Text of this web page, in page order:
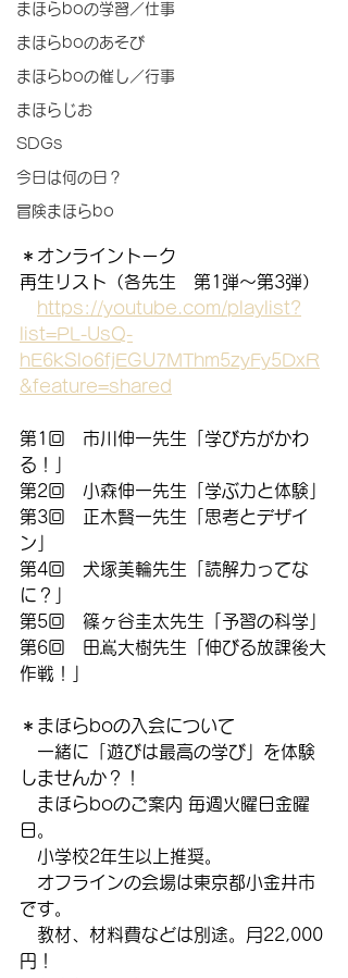
まほらboの学習／仕事
まほらboのあそび
まほらboの催し／行事
まほらじお
SDGs
今日は何の日？
冒険まほらbo
＊オンライントーク
再生リスト（各先生　第1弾～第3弾）
https://youtube.com/playlist?
list=PL-UsQ-
hE6kSlo6fjEGU7MThm5zyFy5DxR
&feature=shared
第1回　市川伸一先生「学び方がかわ
る！」
第2回　小森伸一先生「学ぶ力と体験」
第3回　正木賢一先生「思考とデザイ
ン」
第4回　犬塚美輪先生「読解力ってな
に？」
第5回　篠ヶ谷圭太先生「予習の科学」
第6回　田嶌大樹先生「伸びる放課後大
作戦！」
＊まほらboの入会について
一緒に「遊びは最高の学び」を体験
しませんか？！
まほらboのご案内 毎週火曜日金曜
日。
小学校2年生以上推奨。
オフラインの会場は東京都小金井市
です。
教材、材料費などは別途。月22,000
円！